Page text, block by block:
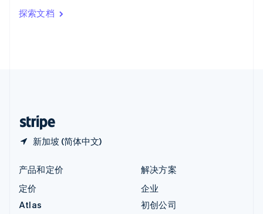
探索文档
新加坡 (简体中文)
印度
English
产品和定价
定价
Atlas
解决方案
企业
初创公司